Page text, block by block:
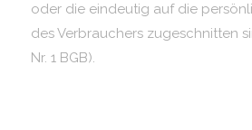
oder die eindeutig auf die
des Verbrauchers zugeschnitten
Nr. 1 BGB).